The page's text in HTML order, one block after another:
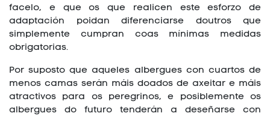
facelo, e que os que realicen este esforzo de
adaptación poidan diferenciarse doutros que
simplemente cumpran coas mínimas medidas
obrigatorias.
Por suposto que aqueles albergues con cuartos de
menos camas serán máis doados de axeitar e máis
atractivos para os peregrinos, e posiblemente os
albergues do futuro tenderán a deseñarse con